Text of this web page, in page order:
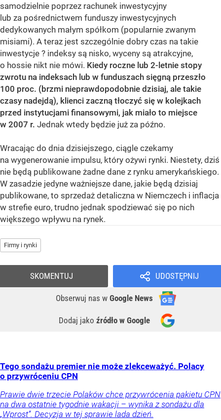
samodzielnie poprzez rachunek inwestycyjny
lub za pośrednictwem funduszy inwestycyjnych
dedykowanych małym spółkom (popularnie zwanym
misiami). A teraz jest szczególnie dobry czas na takie
inwestycje ? indeksy są nisko, wyceny są atrakcyjne,
o hossie nikt nie mówi. Kiedy roczne lub 2-letnie stopy
zwrotu na indeksach lub w funduszach sięgną przeszło
100 proc. (brzmi nieprawdopodobnie dzisiaj, ale takie
czasy nadejdą), klienci zaczną tłoczyć się w kolejkach
przed instytucjami finansowymi, jak miało to miejsce
w 2007 r. Jednak wtedy będzie już za późno.
Wracając do dnia dzisiejszego, ciągle czekamy
na wygenerowanie impulsu, który ożywi rynki. Niestety, dziś
nie będą publikowane żadne dane z rynku amerykańskiego.
W zasadzie jedyne ważniejsze dane, jakie będą dzisiaj
publikowane, to sprzedaż detaliczna w Niemczech i inflacja
w strefie euro, trudno jednak spodziewać się po nich
większego wpływu na rynek.
Firmy i rynki
UDOSTĘPNIJ
Obserwuj nas w Google News
Dodaj jako źródło w Google
SKOMENTUJ
Tego sondażu premier nie może zlekceważyć. Polacy
o przywróceniu CPN
Prawie dwie trzecie Polaków chce przywrócenia pakietu CPN
na dwa ostatnie tygodnie wakacji – wynika z sondażu dla
„Wprost”. Decyzja w tej sprawie lada dzień.